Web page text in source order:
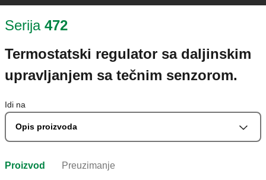
Serija 472
Termostatski regulator sa daljinskim
upravljanjem sa tečnim senzorom.
Idi na
Opis proizvoda
Proizvod Preuzimanje